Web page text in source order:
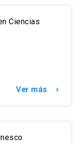
Ciencias
Ver más keyboard_arrow_right